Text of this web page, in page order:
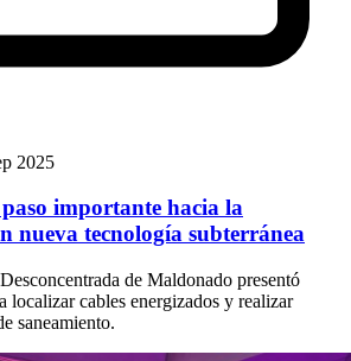
2025
importante hacia la
nueva tecnología subterránea
de Maldonado presentó
localizar cables energizados y realizar
saneamiento.